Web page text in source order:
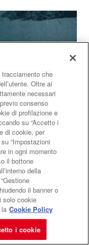
che
Oltre ai
necessari
consenso
di profilazione e
su “Accetto i
di cookie, per
“Impostazioni
in ogni momento
il bottone
della
il banner o
solo cookie
Cookie Policy
i cookie